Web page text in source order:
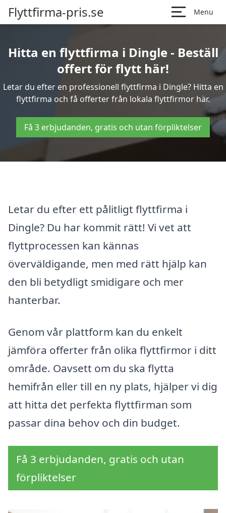
Flyttfirma-pris.se Menu
Hitta en flyttfirma i Dingle - Beställ
offert för flytt här!
Letar du efter en professionell flyttfirma i Dingle? Hitta en
flyttfirma och få offerter från lokala flyttfirmor här.
Få 3 erbjudanden, gratis och utan förpliktelser
Letar du efter ett pålitligt flyttfirma i
Dingle? Du har kommit rätt! Vi vet att
flyttprocessen kan kännas
överväldigande, men med rätt hjälp kan
den bli betydligt smidigare och mer
hanterbar.
Genom vår plattform kan du enkelt
jämföra offerter från olika flyttfirmor i ditt
område. Oavsett om du ska flytta
hemifrån eller till en ny plats, hjälper vi dig
att hitta det perfekta flyttfirman som
passar dina behov och din budget.
Få 3 erbjudanden, gratis och utan
förpliktelser